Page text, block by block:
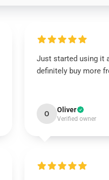
Just started using it
definitely buy more
O Oliver
Verified owner